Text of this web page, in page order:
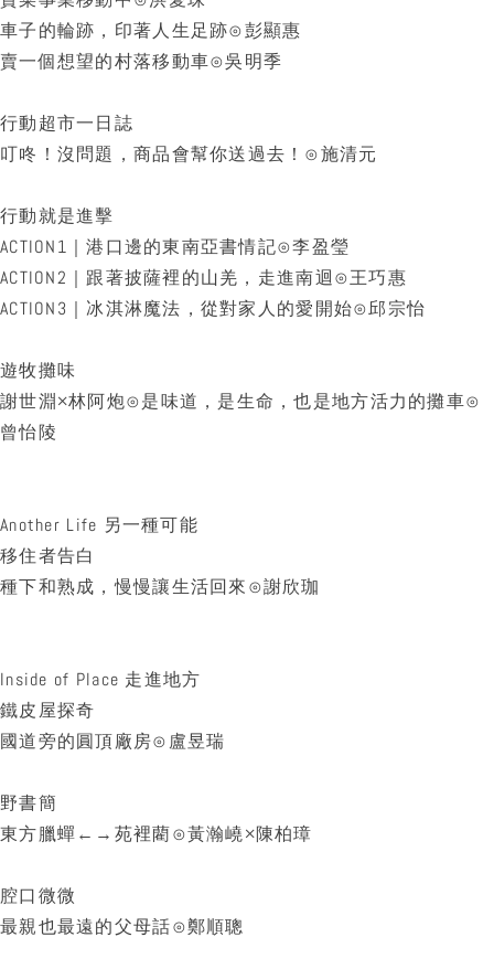
車子的輪跡，印著人生足跡⊙彭顯惠
賣一個想望的村落移動車⊙吳明季
行動超市一日誌
叮咚！沒問題，商品會幫你送過去！⊙施清元
行動就是進擊
ACTION1｜港口邊的東南亞書情記⊙李盈瑩
ACTION2｜跟著披薩裡的山羌，走進南迴⊙王巧惠
ACTION3｜冰淇淋魔法，從對家人的愛開始⊙邱宗怡
遊牧攤味
謝世淵×林阿炮⊙是味道，是生命，也是地方活力的攤車⊙
曾怡陵
Another Life 另一種可能
移住者告白
種下和熟成，慢慢讓生活回來⊙謝欣珈
Inside of Place 走進地方
鐵皮屋探奇
國道旁的圓頂廠房⊙盧昱瑞
野書簡
東方臘蟬←→苑裡藺⊙黃瀚嶢×陳柏璋
腔口微微
最親也最遠的父母話⊙鄭順聰